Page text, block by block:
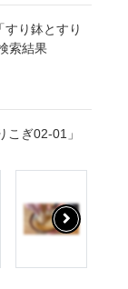
すり鉢とすり
索結果
こぎ02-01」